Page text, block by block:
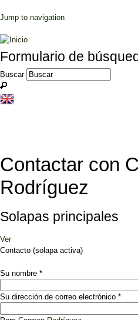
Jump to navigation
Formulario de
Buscar
Contactar con
Rodríguez
Solapas principales
Ver
Contacto (solapa activa)
Su nombre *
Su dirección de correo electrónico *